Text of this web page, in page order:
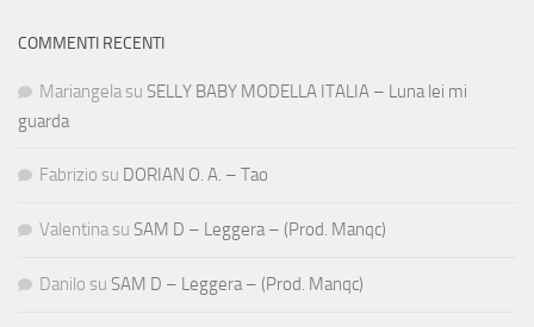
COMMENTI RECENTI
Mariangela su SELLY BABY MODELLA ITALIA – Luna lei mi
guarda
Fabrizio su DORIAN O. A. – Tao
Valentina su SAM D – Leggera – (Prod. Manqc)
Danilo su SAM D – Leggera – (Prod. Manqc)